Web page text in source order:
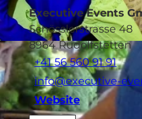
Executive Events
Schösslerstrasse 48
8964Rudolfstetten
+41 56 560 91 91
info@executive-
Website